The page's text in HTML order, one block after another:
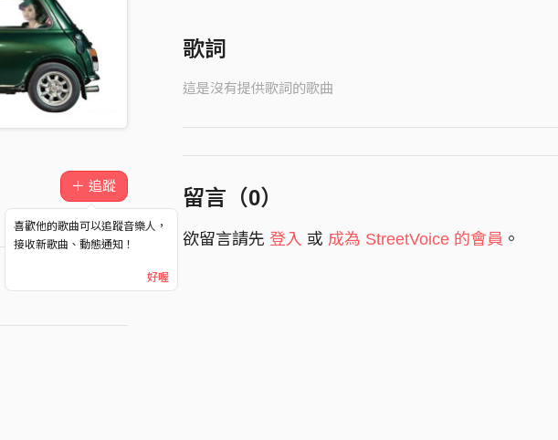
＋ 追蹤
喜歡他的歌曲可以追蹤音樂人，
接收新歌曲、動態通知！
好喔
歌詞
這是沒有提供歌詞的歌曲
留言（0）
欲留言請先 登入 或 成為 StreetVoice 的會員 。